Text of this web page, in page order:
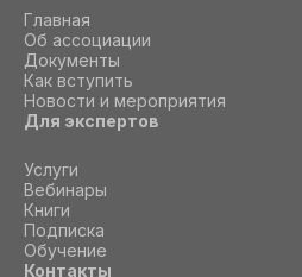
Главная
Об ассоциации
Документы
Как вступить
Новости и мероприятия
Для экспертов
Услуги
Вебинары
Книги
Подписка
Обучение
Контакты
СОГЛАСИЕ